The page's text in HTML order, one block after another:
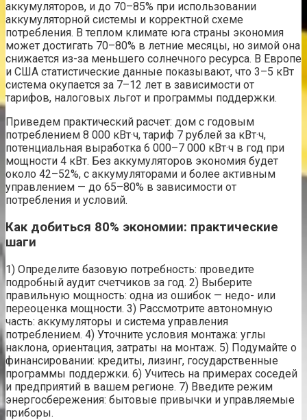
аккумуляторов, и до 70–85% при использовании
аккумуляторной системы и корректной схеме
потребления. В теплом климате юга страны экономия
может достигать 70–80% в летние месяцы, но зимой она
снижается из-за меньшего солнечного ресурса. В Европе
и США статистические данные показывают, что 3–5 кВт
система окупается за 7–12 лет в зависимости от
тарифов, налоговых льгот и программы поддержки.
Приведем практический расчет: дом с годовым
потреблением 8 000 кВт·ч, тариф 7 рублей за кВт·ч,
потенциальная выработка 6 000–7 000 кВт·ч в год при
мощности 4 кВт. Без аккумуляторов экономия будет
около 42–52%, с аккумуляторами и более активным
управлением — до 65–80% в зависимости от
потребления и условий.
Как добиться 80% экономии: практические
шаги
1) Определите базовую потребность: проведите
подробный аудит счетчиков за год. 2) Выберите
правильную мощность: одна из ошибок — недо- или
переоценка мощности. 3) Рассмотрите автономную
часть: аккумуляторы и система управления
потреблением. 4) Уточните условия монтажа: углы
наклона, ориентация, затраты на монтаж. 5) Подумайте о
финансировании: кредиты, лизинг, государственные
программы поддержки. 6) Учитесь на примерах соседей
и предприятий в вашем регионе. 7) Введите режим
энергосбережения: бытовые привычки и управляемые
приборы.